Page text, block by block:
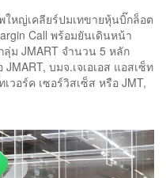
ใหญ่เคลียร์ปมเทขายหุ้นบิ๊กล็อต
Call พร้อมยันเดินหน้า
ม JMART จำนวน 5 หลัก
บมจ.เจเอเอส แอสเซ็ท
วอร์ค เซอร์วิสเซ็ส หรือ JMT,